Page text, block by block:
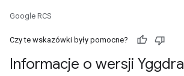
Google RCS
Czy te wskazówki były pomocne?
Informacje o wersji